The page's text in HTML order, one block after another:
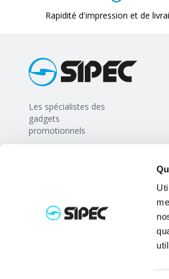
Rapidité d'impression et de
Les spécialistes des
gadgets
promotionnels